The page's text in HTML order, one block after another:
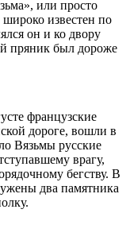
или просто
широко известен по
он и ко двору
пряник был дороже
французские
дороге, вошли в
Вязьмы русские
врагу,
бегству. В
два памятника